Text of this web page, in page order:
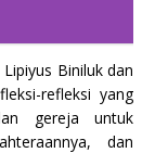
Biniluk dan
refleksi yang
gereja untuk
dan